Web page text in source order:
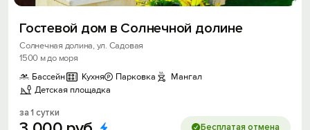
Гостевой дом в Солнечной долине
Солнечная долина, ул. Садовая
1500 м до моря
Бассейн
Кухня Парковка
Мангал
Детская площадка
за 1 сутки
Бесплатая отмена